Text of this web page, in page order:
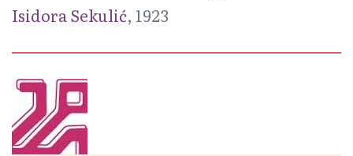
Isidora Sekulić, 1923